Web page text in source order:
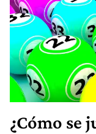
¿Cómo se